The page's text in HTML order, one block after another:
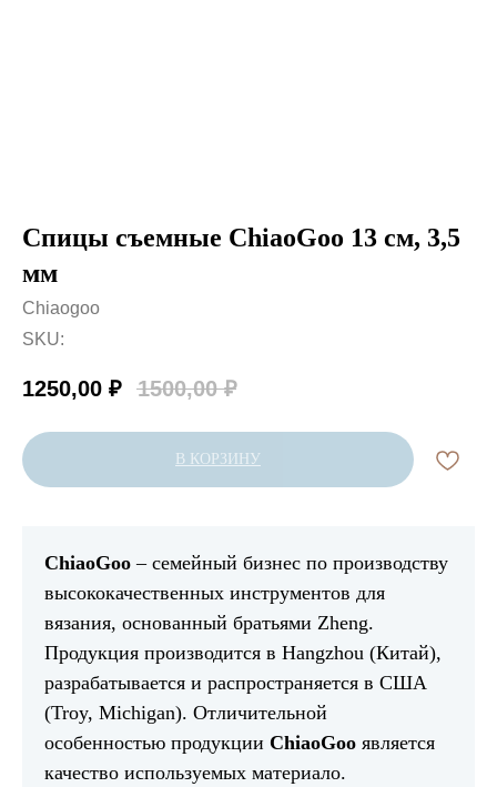
Спицы съемные ChiaoGoo 13 см, 3,5
мм
Chiaogoo
SKU:
1250,00 ₽ 1500,00 ₽
В КОРЗИНУ
ChiaoGoo – семейный бизнес по производству
высококачественных инструментов для
вязания, основанный братьями Zheng.
Продукция производится в Hangzhou (Китай),
разрабатывается и распространяется в США
(Troy, Michigan). Отличительной
особенностью продукции ChiaoGoo является
качество используемых материало.